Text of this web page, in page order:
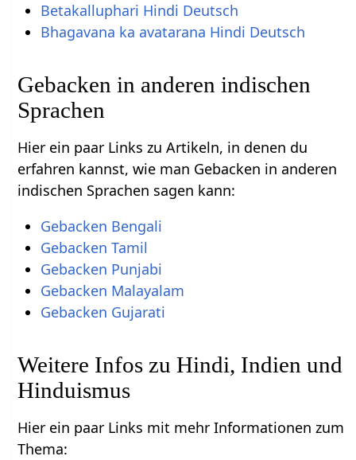
Betakalluphari Hindi Deutsch
Bhagavana ka avatarana Hindi Deutsch
Gebacken in anderen indischen
Sprachen
Hier ein paar Links zu Artikeln, in denen du
erfahren kannst, wie man Gebacken in anderen
indischen Sprachen sagen kann:
Gebacken Bengali
Gebacken Tamil
Gebacken Punjabi
Gebacken Malayalam
Gebacken Gujarati
Weitere Infos zu Hindi, Indien und
Hinduismus
Hier ein paar Links mit mehr Informationen zum
Thema: